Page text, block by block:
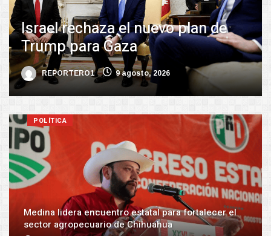
Israel rechaza el nuevo plan de
Trump para Gaza
REPORTERO1 9 agosto, 2026
POLÍTICA
Medina lidera encuentro estatal para fortalecer el
sector agropecuario de Chihuahua